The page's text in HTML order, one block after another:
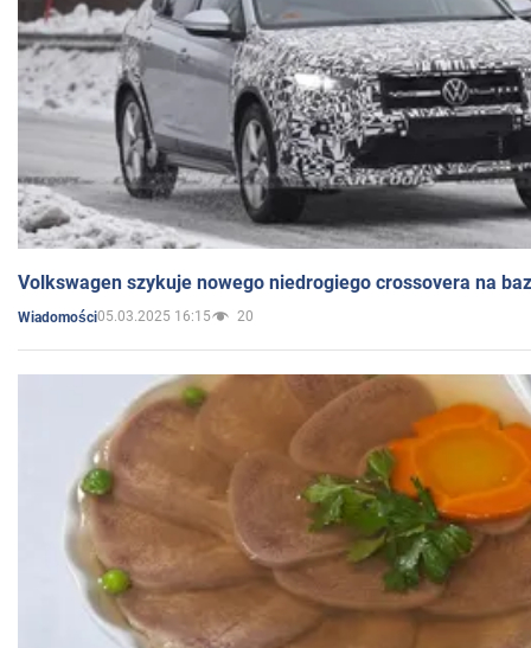
Volkswagen szykuje nowego niedrogiego crossovera na
Wiadomości05.03.2025 16:15 20